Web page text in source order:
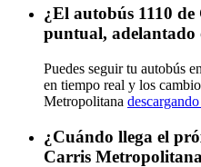
¿El autobús 1110
puntual, adelantado
Puedes seguir tu autobús
en tiempo real y los
Metropolitana
¿Cuándo llega el
Carris